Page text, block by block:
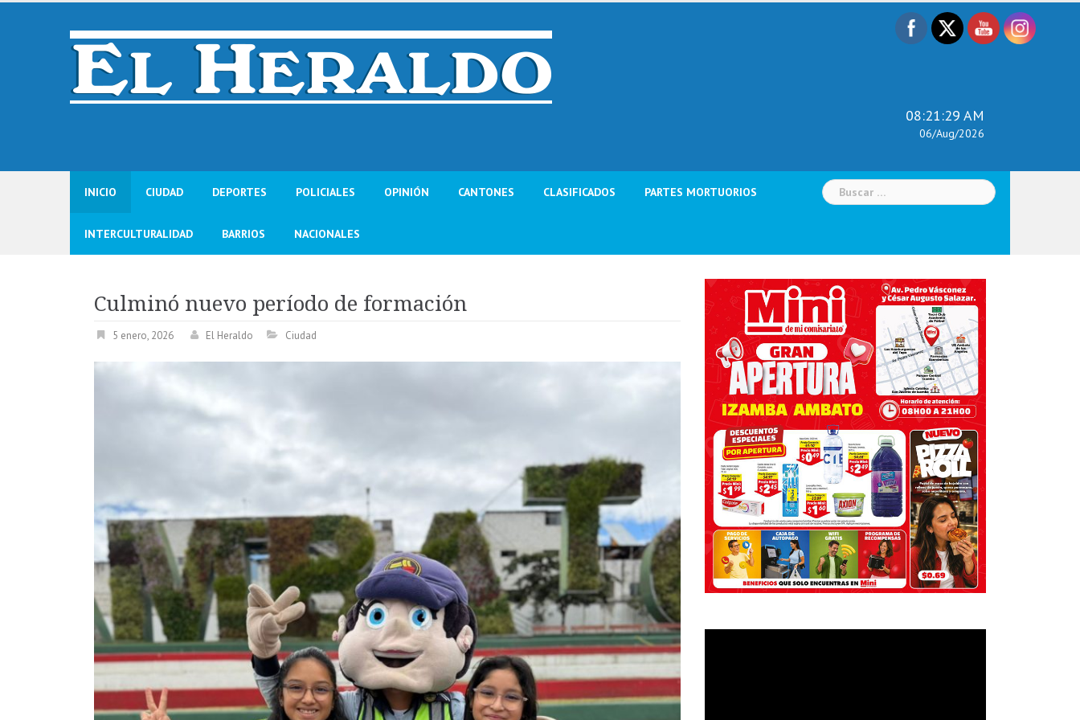
Skip
08:21:31 AM
06/Aug/2026
INICIO CIUDAD DEPORTES POLICIALES OPINIÓN CANTONES CLASIFICADOS PARTES MORTUORIOS
INTERCULTURALIDAD BARRIOS NACIONALES
Buscar:
Culminó nuevo período de formación
5 enero, 2026 El Heraldo Ciudad